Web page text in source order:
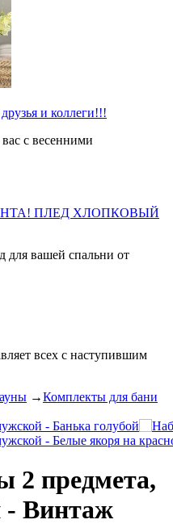
и коллеги!!!
с весенними
ПЛЕД ХЛОПКОВЫЙ
вашей спальни от
всех с наступившим
→Комплекты для бани
2 предмета,
- Винтаж